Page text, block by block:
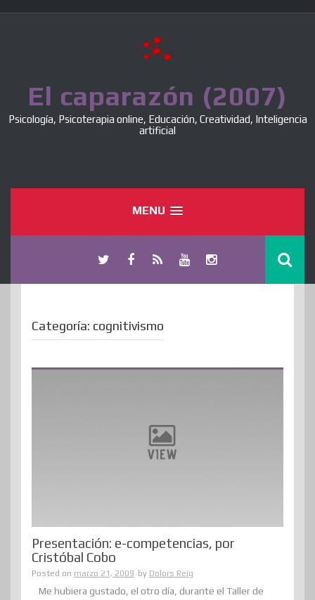
El caparazón (2007)
Psicología, Psicoterapia online, Educación, Creatividad, Inteligencia
artificial
MENU
Categoría: cognitivismo
Presentación: e-competencias, por
Cristóbal Cobo
Posted on marzo 21, 2009 by Dolors Reig
Me hubiera gustado, el otro día, durante el Taller de